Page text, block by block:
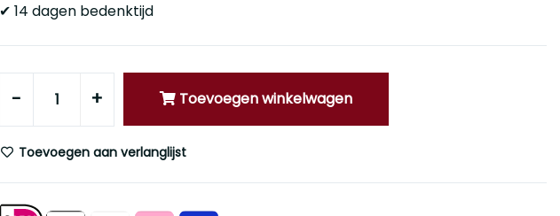
✔ 14 dagen bedenktijd
- + Toevoegen winkelwagen
Toevoegen aan verlanglijst